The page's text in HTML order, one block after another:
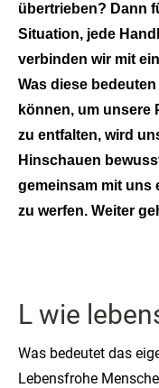
übertrieben? Dann
Situation, jede
verbinden wir mit
Was diese
können, um unsere
zu entfalten, wird
Hinschauen
gemeinsam mit uns
zu werfen. Weiter
L wie
Was bedeutet das
Lebensfrohe